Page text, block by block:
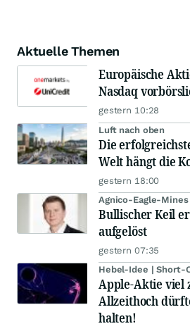
Aktuelle Themen
Europäische
Nasdaq
gestern 10:28
Luft nach oben
Die
Welt hängt die
gestern 18:00
Agnico-Eagle-Mines
Bullischer Keil
aufgelöst
gestern 07:35
Hebel-Idee | Short-
Apple-Aktie viel
Allzeithoch
halten!